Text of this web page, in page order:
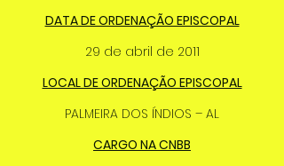
DATA DE ORDENAÇÃO EPISCOPAL
29 de abril de 2011
LOCAL DE ORDENAÇÃO EPISCOPAL
PALMEIRA DOS ÍNDIOS – AL
CARGO NA CNBB